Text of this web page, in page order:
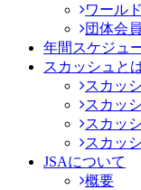
ワール
団体会
年間スケジュ
スカッシュと
スカッ
スカッ
スカッ
スカッ
JSAについて
概要